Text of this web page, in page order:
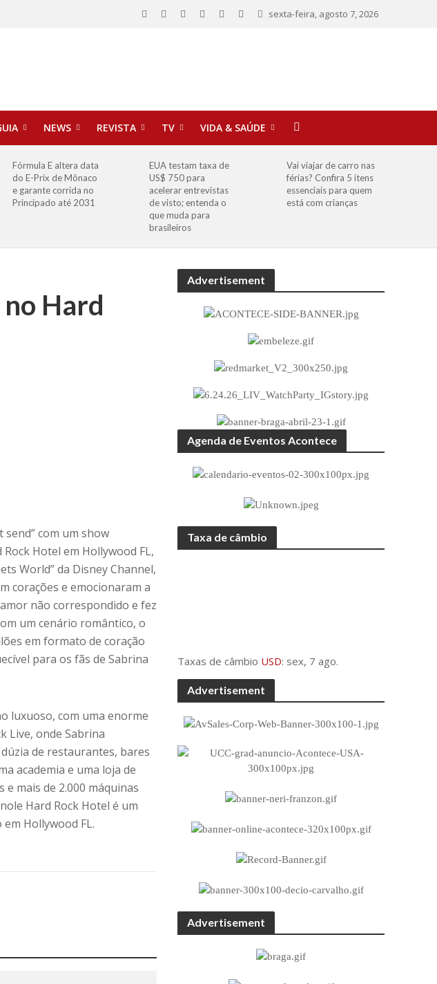
sexta-feira, agosto 7, 2026
NEWS REVISTA TV VIDA & SAÚDE
Fórmula E altera data
do E-Prix de Mônaco
e garante corrida no
Principado até 2031
EUA testam taxa de
US$ 750 para
acelerar entrevistas
de visto; entenda o
que muda para
brasileiros
Vai viajar de carro nas
férias? Confira 5 itens
essenciais para quem
está com crianças
Hard
com um show
Hotel em Hollywood FL,
World” da Disney Channel,
corações e emocionaram a
não correspondido e fez
um cenário romântico, o
em formato de coração
para os fãs de Sabrina
luxuoso, com uma enorme
Live, onde Sabrina
de restaurantes, bares
academia e uma loja de
mais de 2.000 máquinas
Hard Rock Hotel é um
Hollywood FL.
Advertisement
Agenda de Eventos Acontece
Taxa de câmbio
Taxas de câmbio USD: sex, 7 ago.
Advertisement
Advertisement